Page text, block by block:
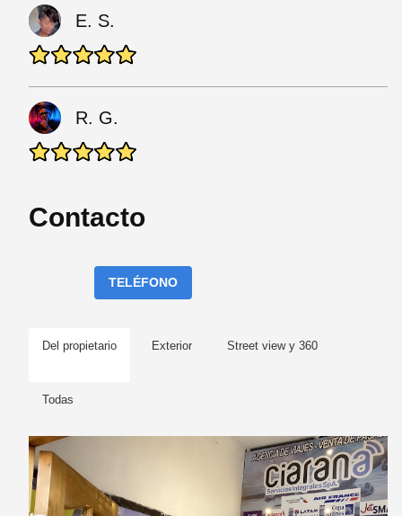
E. S.
R. G.
Contacto
TELÉFONO
Del propietario Exterior Street view y 360
Todas